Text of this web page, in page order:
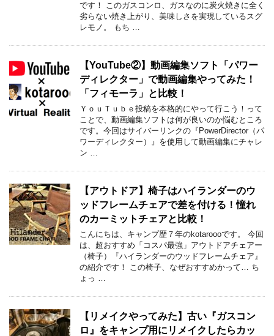
です！ このガスコンロ、ガスなのに炭火焼きに全く
劣らない焼き上がり、美味しさを実現しているスグ
レモノ。 もち …
【YouTube②】動画編集ソフト「パワー
ディレクター」で動画編集やってみた！
「フィモーラ」と比較！
ＹｏｕＴｕｂｅ投稿を本格的にやって行こう！って
ことで、動画編集ソフトは何が良いのか悩むところ
です。今回はサイバーリンクの『PowerDirector（パ
ワーディレクター）』を使用して動画編集にチャレ
ン …
【アウトドア】椅子はハイランダーのウ
ッドフレームチェアで差を付ける！憧れ
のカーミットチェアと比較！
こんにちは、キャンプ歴７年のkotaroooです。 今回
は、超おすすめ「コスパ最強」アウトドアチェアー
（椅子）『ハイランダーのウッドフレームチェア』
の紹介です！ この椅子、なぜおすすめかって… ち
ょっ …
【リメイクやってみた】古い『ガスコン
ロ』をキャンプ用にリメイクしたらカッ